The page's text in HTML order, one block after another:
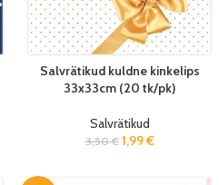
Salvrätikud kuldne kinkelips
33x33cm (20 tk/pk)
Salvrätikud
3,50€ 1,99€